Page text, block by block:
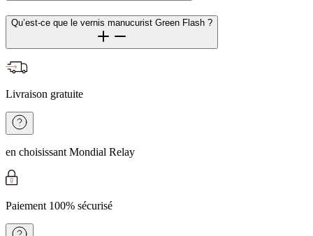
Qu’est-ce que le vernis manucurist Green Flash ?
Livraison gratuite
en choisissant Mondial Relay
Paiement 100% sécurisé